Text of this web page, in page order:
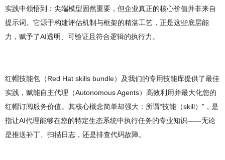
实践中领悟到：尖端模型固然重要，但企业真正的核心价值并非来自
提示词。它源于构建评估机制与框架的精湛工艺，正是这些底层能
力，赋予了AI透明、可验证且符合逻辑的执行力。
红帽技能包（Red Hat skills bundle）及我们的专用技能库提供了最佳
实践，赋能自主代理（Autonomous Agents）高效利用并最大化您的
红帽订阅服务价值。其核心概念简单却强大：所谓“技能（skill）”，是
指让AI代理能够在您的特定生态系统中执行任务的专业知识――无论
是推送补丁、扫描日志，还是排查代码故障。